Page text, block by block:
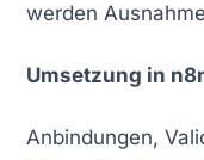
werden
Umsetzung in
Anbindungen,